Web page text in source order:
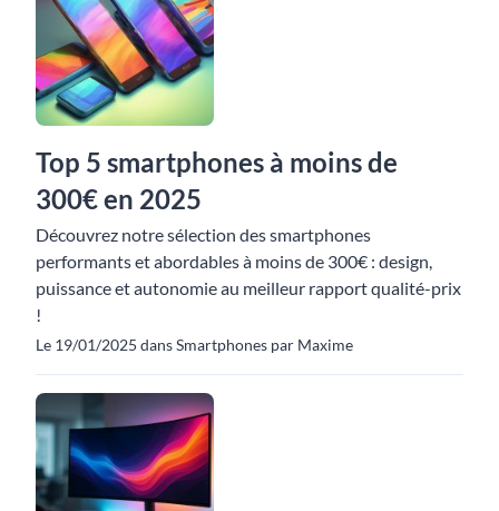
Top 5 smartphones à moins de
300€ en 2025
Découvrez notre sélection des smartphones
performants et abordables à moins de 300€ : design,
puissance et autonomie au meilleur rapport qualité-prix
!
Le 19/01/2025 dans Smartphones par Maxime